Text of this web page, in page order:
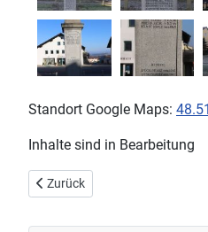
Standort Google Maps:
Inhalte sind in Bearbeitung
Vorheriger Beitrag: Neuburg
Zurück